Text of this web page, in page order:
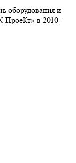
оборудования и
ПроеКт» в 2010-